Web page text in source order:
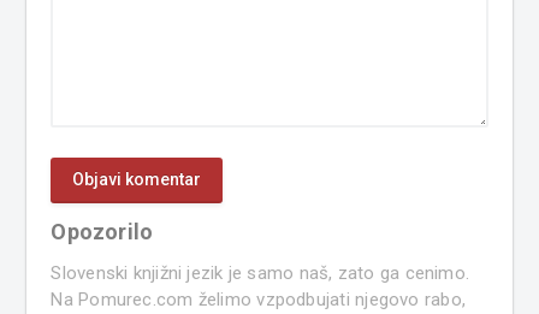
Opozorilo
Slovenski knjižni jezik je samo naš, zato ga cenimo.
Na Pomurec.com želimo vzpodbujati njegovo rabo,